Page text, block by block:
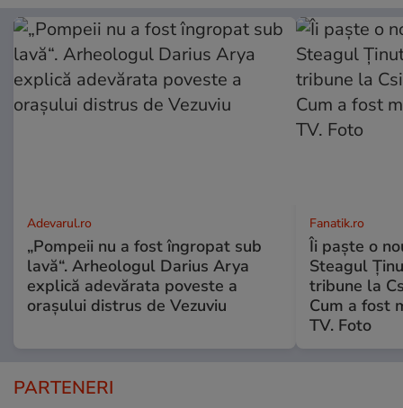
Adevarul.ro
„Pompeii nu a fost îngropat sub
lavă“. Arheologul Darius Arya
explică adevărata poveste a
orașului distrus de Vezuviu
Fanatik.ro
Îi paște o
Steagul
tribune la
Cum a fost
TV. Foto
PARTENERI